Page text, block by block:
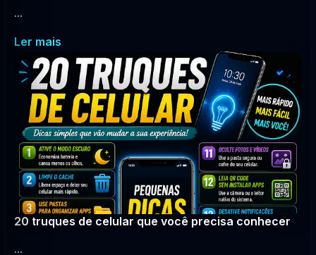
...
Ler mais
20 truques de celular que você precisa conhecer
...